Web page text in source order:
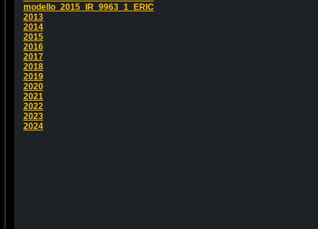
modello_2015_IR_9963_1_ERIC
2013
2014
2015
2016
2017
2018
2019
2020
2021
2022
2023
2024